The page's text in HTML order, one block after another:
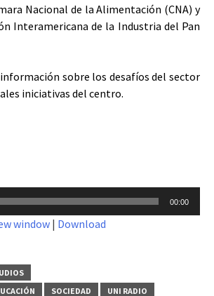
Nacional de la Alimentación (CNA) y
Interamericana de la Industria del Pan
sobre los desafíos del sector
iniciativas del centro.
00:00
window | Download
SOCIEDAD UNI RADIO